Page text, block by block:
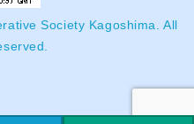
Society Kagoshima. All